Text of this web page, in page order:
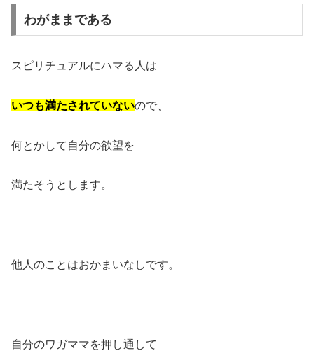
わがままである
スピリチュアルにハマる人は
いつも満たされていないので、
何とかして自分の欲望を
満たそうとします。
他人のことはおかまいなしです。
自分のワガママを押し通して